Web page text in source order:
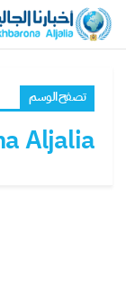
تصفح الوسم
Aljalia